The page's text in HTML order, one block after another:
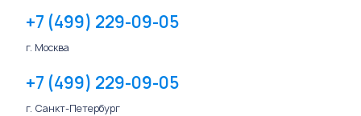
+7 (499) 229-09-05
г. Москва
+7 (499) 229-09-05
г. Санкт-Петербург